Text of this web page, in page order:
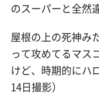
のスーパーと全然
屋根の上の死神み
って攻めてるマス
けど、時期的にハ
14日撮影）